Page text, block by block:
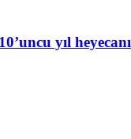
yıl heyecanı